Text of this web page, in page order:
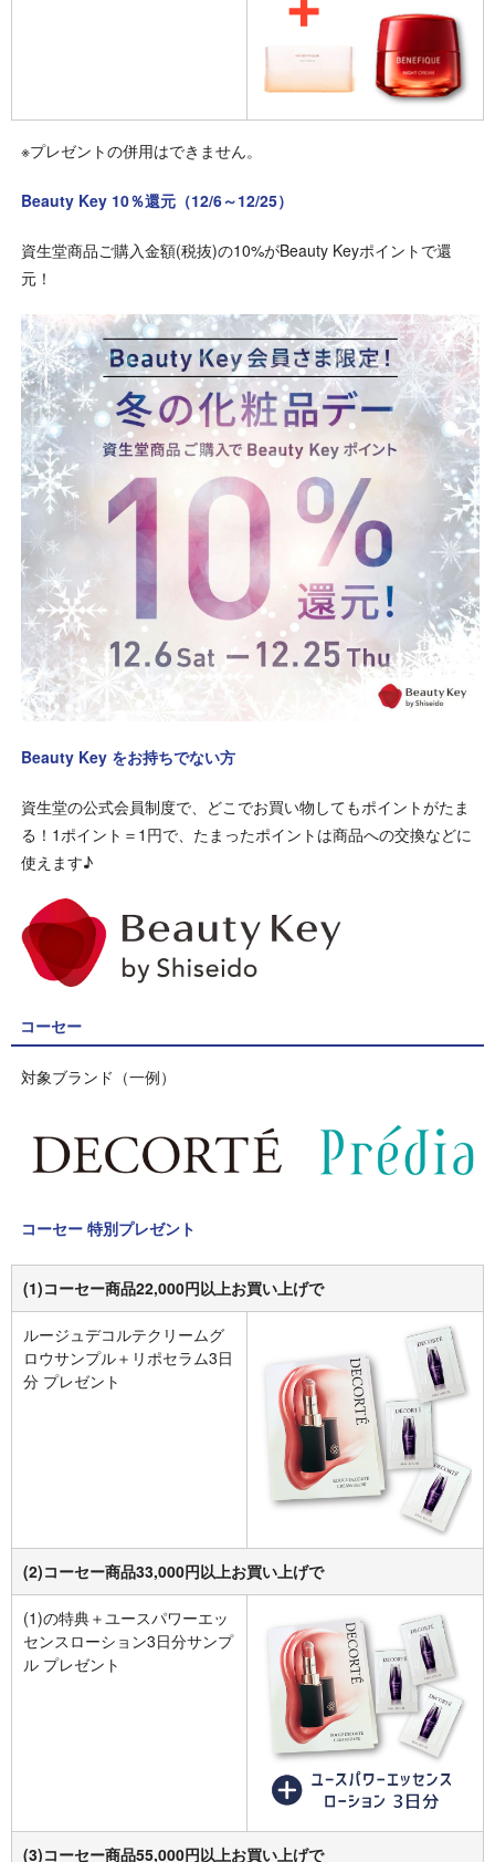
※プレゼントの併用はできません。
Beauty Key 10％還元（12/6～12/25）
資生堂商品ご購入金額(税抜)の10%がBeauty Keyポイントで還
元！
Beauty Key をお持ちでない方
資生堂の公式会員制度で、どこでお買い物してもポイントがたま
る！1ポイント＝1円で、たまったポイントは商品への交換などに
使えます♪
コーセー
対象ブランド（一例）
コーセー 特別プレゼント
(1)コーセー商品22,000円以上お買い上げで
ルージュデコルテクリームグ
ロウサンプル＋リポセラム3日
分 プレゼント
(2)コーセー商品33,000円以上お買い上げで
(1)の特典＋ユースパワーエッ
センスローション3日分サンプ
ル プレゼント
(3)コーセー商品55,000円以上お買い上げで